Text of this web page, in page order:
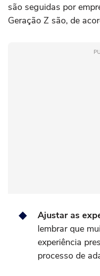
são seguidas por
Geração Z são, de
Ajustar as
lembrar que
experiência
processo de